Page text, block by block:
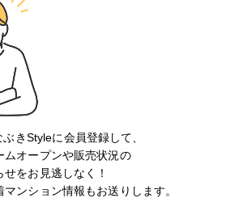
きStyleに会員登録して、
ムオープンや販売状況の
せをお見逃しなく！
ンション情報もお送りします。